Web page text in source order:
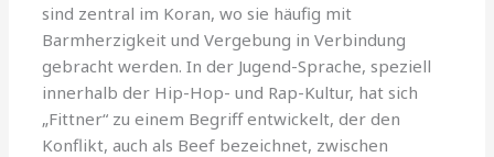
sind zentral im Koran, wo sie häufig mit
Barmherzigkeit und Vergebung in Verbindung
gebracht werden. In der Jugend-Sprache, speziell
innerhalb der Hip-Hop- und Rap-Kultur, hat sich
„Fittner“ zu einem Begriff entwickelt, der den
Konflikt, auch als Beef bezeichnet, zwischen